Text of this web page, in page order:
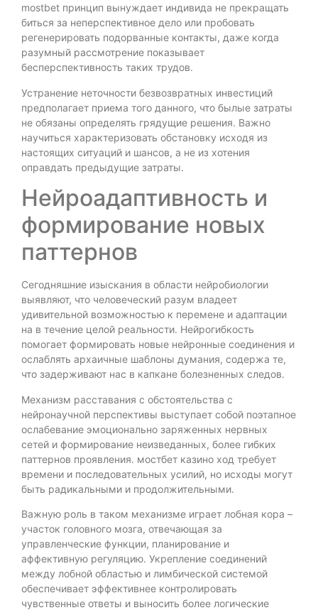
mostbet принцип вынуждает индивида не прекращать
биться за неперспективное дело или пробовать
регенерировать подорванные контакты, даже когда
разумный рассмотрение показывает
бесперспективность таких трудов.
Устранение неточности безвозвратных инвестиций
предполагает приема того данного, что былые затраты
не обязаны определять грядущие решения. Важно
научиться характеризовать обстановку исходя из
настоящих ситуаций и шансов, а не из хотения
оправдать предыдущие затраты.
Нейроадаптивность и
формирование новых
паттернов
Сегодняшние изыскания в области нейробиологии
выявляют, что человеческий разум владеет
удивительной возможностью к перемене и адаптации
на в течение целой реальности. Нейрогибкость
помогает формировать новые нейронные соединения и
ослаблять архаичные шаблоны думания, содержа те,
что задерживают нас в капкане болезненных следов.
Механизм расставания с обстоятельства с
нейронаучной перспективы выступает собой поэтапное
ослабевание эмоционально заряженных нервных
сетей и формирование неизведанных, более гибких
паттернов проявления. мостбет казино ход требует
времени и последовательных усилий, но исходы могут
быть радикальными и продолжительными.
Важную роль в таком механизме играет лобная кора –
участок головного мозга, отвечающая за
управленческие функции, планирование и
аффективную регуляцию. Укрепление соединений
между лобной областью и лимбической системой
обеспечивает эффективнее контролировать
чувственные ответы и выносить более логические